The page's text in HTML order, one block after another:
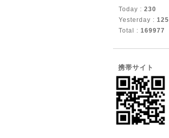
Today : 230
Yesterday : 125
Total : 169977
携帯サイト